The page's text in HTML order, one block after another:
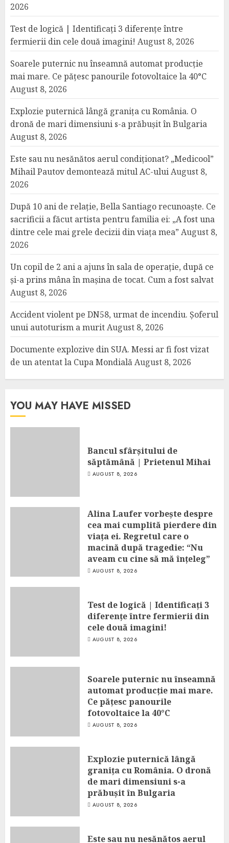
2026
Test de logică | Identificați 3 diferențe între
fermierii din cele două imagini! August 8, 2026
Soarele puternic nu înseamnă automat producție
mai mare. Ce pățesc panourile fotovoltaice la 40°C
August 8, 2026
Explozie puternică lângă granița cu România. O
dronă de mari dimensiuni s-a prăbușit în Bulgaria
August 8, 2026
Este sau nu nesănătos aerul condiționat? „Medicool”
Mihail Pautov demontează mitul AC-uluiAugust 8,
2026
După 10 ani de relație, Bella Santiago recunoaște. Ce
sacrificii a făcut artista pentru familia ei: „A fost una
dintre cele mai grele decizii din viața mea” August 8,
2026
Un copil de 2 ani a ajuns în sala de operație, după ce
și-a prins mâna în mașina de tocat. Cum a fost salvat
August 8, 2026
Accident violent pe DN58, urmat de incendiu. Șoferul
unui autoturism a muritAugust 8, 2026
Documente explozive din SUA. Messi ar fi fost vizat
de un atentat la Cupa MondialăAugust 8, 2026
YOU MAY HAVE MISSED
Bancul sfârșitului de
săptămână | Prietenul Mihai
AUGUST 8, 2026
Alina Laufer vorbește despre
cea mai cumplită pierdere din
viața ei. Regretul care o
macină după tragedie: “Nu
aveam cu cine să mă înțeleg”
AUGUST 8, 2026
Test de logică | Identificați 3
diferențe între fermierii din
cele două imagini!
AUGUST 8, 2026
Soarele puternic nu înseamnă
automat producție mai mare.
Ce pățesc panourile
fotovoltaice la 40°C
AUGUST 8, 2026
Explozie puternică lângă
granița cu România. O dronă
de mari dimensiuni s-a
prăbușit în Bulgaria
AUGUST 8, 2026
Este sau nu nesănătos aerul